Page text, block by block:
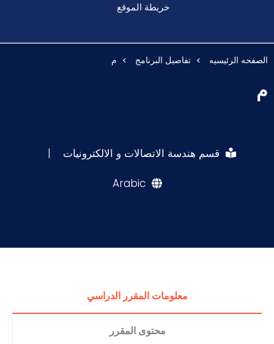
خريطة الموقع
الصفحه الرئيسيه تفاصيل البرنامج م
م
قسم هندسة الاتصالات و الالكترونيات |
Arabic
معلومات المقرر الدراسي
محتوى المقرر